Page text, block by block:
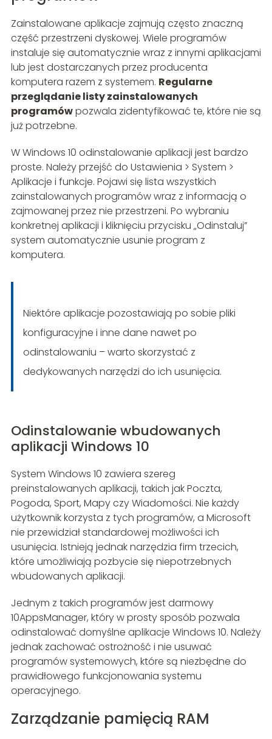
Zainstalowane aplikacje zajmują często znaczną
część przestrzeni dyskowej. Wiele programów
instaluje się automatycznie wraz z innymi aplikacjami
lub jest dostarczanych przez producenta
komputera razem z systemem. Regularne
przeglądanie listy zainstalowanych
programówpozwala zidentyfikować te, które nie są
już potrzebne.
W Windows 10 odinstalowanie aplikacji jest bardzo
proste. Należy przejść do Ustawienia > System >
Aplikacje i funkcje. Pojawi się lista wszystkich
zainstalowanych programów wraz z informacją o
zajmowanej przez nie przestrzeni. Po wybraniu
konkretnej aplikacji i kliknięciu przycisku „Odinstaluj”
system automatycznie usunie program z
komputera.
Niektóre aplikacje pozostawiają po sobie pliki
konfiguracyjne i inne dane nawet po
odinstalowaniu – warto skorzystać z
dedykowanych narzędzi do ich usunięcia.
Odinstalowanie wbudowanych
aplikacji Windows 10
System Windows 10 zawiera szereg
preinstalowanych aplikacji, takich jak Poczta,
Pogoda, Sport, Mapy czy Wiadomości. Nie każdy
użytkownik korzysta z tych programów, a Microsoft
nie przewidział standardowej możliwości ich
usunięcia. Istnieją jednak narzędzia firm trzecich,
które umożliwiają pozbycie się niepotrzebnych
wbudowanych aplikacji.
Jednym z takich programów jest darmowy
10AppsManager, który w prosty sposób pozwala
odinstalować domyślne aplikacje Windows 10. Należy
jednak zachować ostrożność i nie usuwać
programów systemowych, które są niezbędne do
prawidłowego funkcjonowania systemu
operacyjnego.
Zarządzanie pamięcią RAM